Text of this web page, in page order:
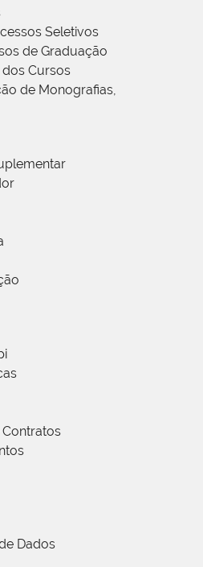
Seletivos
de Graduação
Cursos
de Monografias,
Dados